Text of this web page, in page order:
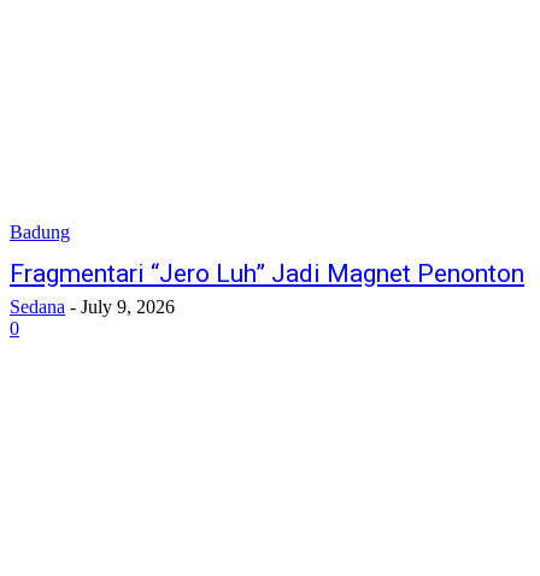
Badung
Fragmentari “Jero Luh” Jadi Magnet Penonton
Sedana - July 9, 2026
0